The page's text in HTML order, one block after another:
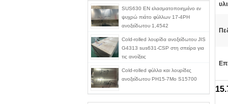
SUS630 EN ελασματοποιημένο εν
ψυχρώ πιάτο φύλλων 17-4PH
ανοξείδωτου 1,4542
Cold-rolled λουρίδα ανοξείδωτου JIS
G4313 sus631-CSP στη σπείρα για
τις ανοίξεις
Cold-rolled φύλλα και λουρίδες
ανοξείδωτου PH15-7Mo S15700